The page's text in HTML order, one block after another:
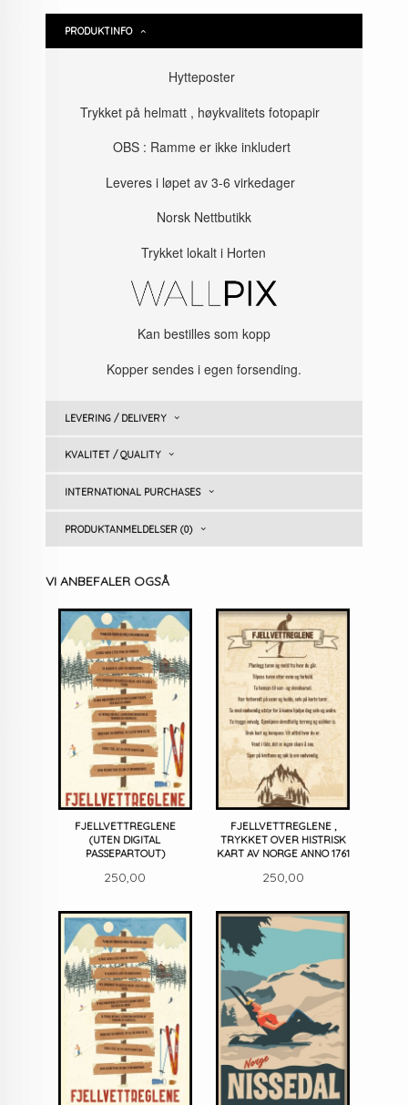
PRODUKTINFO
Hytteposter
Trykket på helmatt , høykvalitets fotopapir
OBS : Ramme er ikke inkludert
Leveres i løpet av 3-6 virkedager
Norsk Nettbutikk
Trykket lokalt i Horten
Kan bestilles som kopp
Kopper sendes i egen forsending.
LEVERING / DELIVERY
KVALITET / QUALITY
INTERNATIONAL PURCHASES
PRODUKTANMELDELSER (0)
VI ANBEFALER OGSÅ
FJELLVETTREGLENE
(UTEN DIGITAL
PASSEPARTOUT)
Pris
250,00
FJELLVETTREGLENE ,
TRYKKET OVER HISTRISK
KART AV NORGE ANNO 1761
Pris
250,00